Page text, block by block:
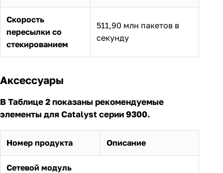
Скорость
пересылки со
стекированием
511,90 млн пакетов в
секунду
Аксессуары
В Таблице 2 показаны рекомендуемые
элементы для Catalyst серии 9300.
Номер продукта Описание
Сетевой модуль